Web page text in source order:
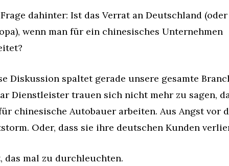
dahinter: Ist das Verrat an Deutschland (oder
wenn man für ein chinesisches Unternehmen
Diskussion spaltet gerade unsere gesamte
Dienstleister trauen sich nicht mehr zu sagen,
chinesische Autobauer arbeiten. Aus Angst vor
Oder, dass sie ihre deutschen Kunden
das mal zu durchleuchten.